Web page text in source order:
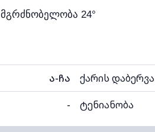
19°C ხილვადობა
მგრძნობელობა 24°
ა-ჩა ქარის დაბერვა
- ტენიანობა